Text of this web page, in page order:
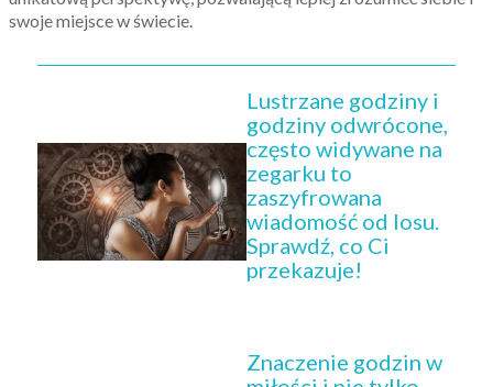
swoje miejsce w świecie.
Lustrzane godziny i
godziny odwrócone,
często widywane na
zegarku to
zaszyfrowana
wiadomość od losu.
Sprawdź, co Ci
przekazuje!
Znaczenie godzin w